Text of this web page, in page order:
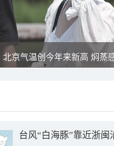
北京气温创今年来新高 焖蒸
台风“白海豚”靠近浙